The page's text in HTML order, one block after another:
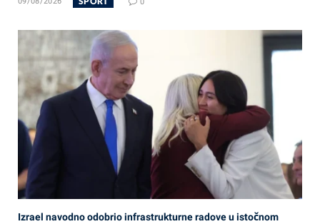
Izrael navodno odobrio infrastrukturne radove u istočnom